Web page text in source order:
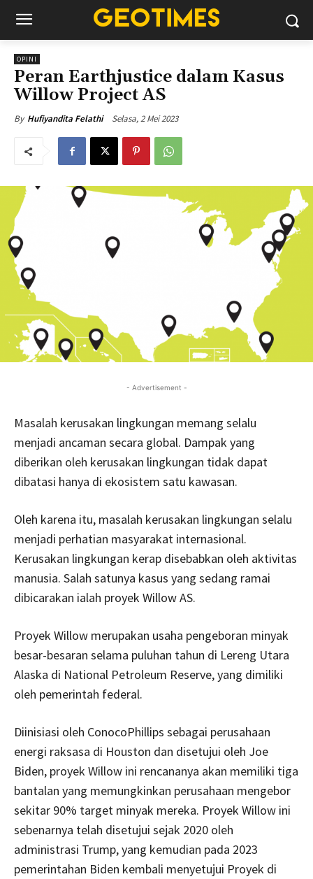
OPINI
Peran Earthjustice dalam Kasus
Willow Project AS
By Hufiyandita Felathi Selasa, 2 Mei 2023
- Advertisement -
Masalah kerusakan lingkungan memang selalu
menjadi ancaman secara global. Dampak yang
diberikan oleh kerusakan lingkungan tidak dapat
dibatasi hanya di ekosistem satu kawasan.
Oleh karena itu, masalah kerusakan lingkungan selalu
menjadi perhatian masyarakat internasional.
Kerusakan lingkungan kerap disebabkan oleh aktivitas
manusia. Salah satunya kasus yang sedang ramai
dibicarakan ialah proyek Willow AS.
Proyek Willow merupakan usaha pengeboran minyak
besar-besaran selama puluhan tahun di Lereng Utara
Alaska di National Petroleum Reserve, yang dimiliki
oleh pemerintah federal.
Diinisiasi oleh ConocoPhillips sebagai perusahaan
energi raksasa di Houston dan disetujui oleh Joe
Biden, proyek Willow ini rencananya akan memiliki tiga
bantalan yang memungkinkan perusahaan mengebor
sekitar 90% target minyak mereka. Proyek Willow ini
sebenarnya telah disetujui sejak 2020 oleh
administrasi Trump, yang kemudian pada 2023
pemerintahan Biden kembali menyetujui Proyek di